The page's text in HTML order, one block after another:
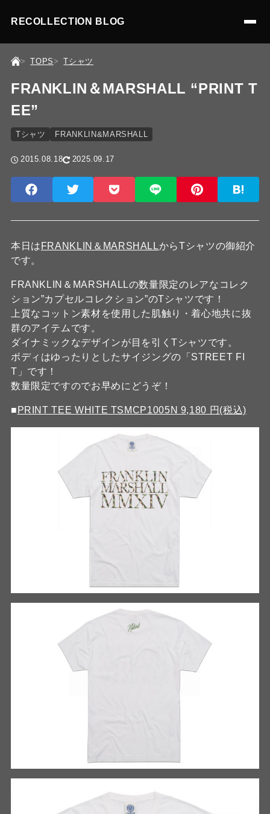
RECOLLECTION BLOG
TOPS Tシャツ
FRANKLIN＆MARSHALL “PRINT T
EE”
Tシャツ FRANKLIN&MARSHALL
2015.08.18 2025.09.17
本日は FRANKLIN＆MARSHALLからTシャツの御紹介
です。
FRANKLIN＆MARSHALLの数量限定のレアなコレク
ション”カプセルコレクション”のTシャツです！
上質なコットン素材を使用した肌触り・着心地共に抜
群のアイテムです。
ダイナミックなデザインが目を引くTシャツです。
ボディはゆったりとしたサイジングの「STREET FI
T」です！
数量限定ですのでお早めにどうぞ！
■ PRINT TEE WHITE TSMCP1005N 9,180 円(税込)